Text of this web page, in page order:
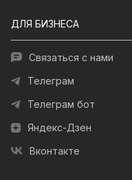
ДЛЯ БИЗНЕСА
Связаться с нами
Телеграм
Телеграм бот
Яндекс-Дзен
Вконтакте